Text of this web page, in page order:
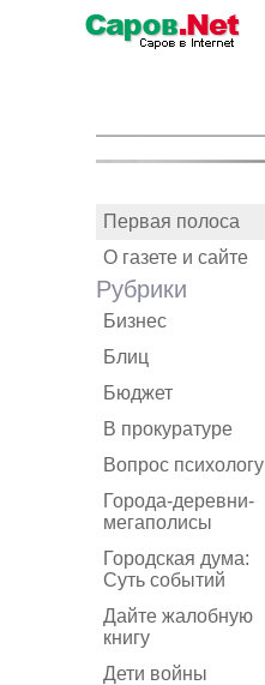
Первая полоса
О газете и сайте
Рубрики
Бизнес
Блиц
Бюджет
В прокуратуре
Вопрос психологу
Города-деревни-
мегаполисы
Городская дума:
Суть событий
Дайте жалобную
книгу
Дети войны